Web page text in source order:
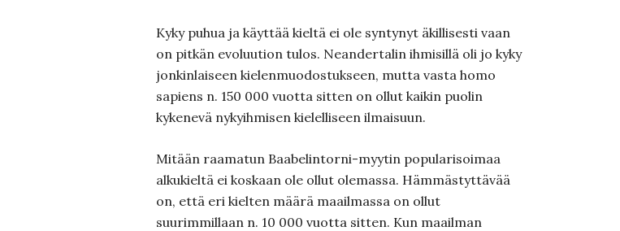
Kyky puhua ja käyttää kieltä ei ole syntynyt äkillisesti vaan
on pitkän evoluution tulos. Neandertalin ihmisillä oli jo kyky
jonkinlaiseen kielenmuodostukseen, mutta vasta homo
sapiens n. 150 000 vuotta sitten on ollut kaikin puolin
kykenevä nykyihmisen kielelliseen ilmaisuun.
Mitään raamatun Baabelintorni-myytin popularisoimaa
alkukieltä ei koskaan ole ollut olemassa. Hämmästyttävää
on, että eri kielten määrä maailmassa on ollut
suurimmillaan n. 10 000 vuotta sitten. Kun maailman